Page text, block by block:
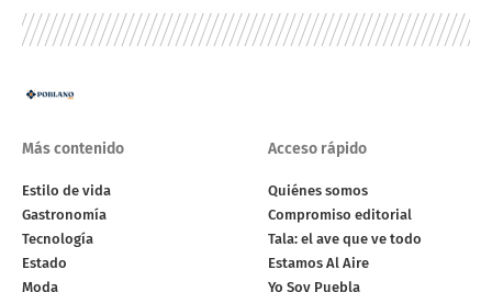
Más contenido
Estilo de vida
Gastronomía
Tecnología
Estado
Moda
Acceso rápido
Quiénes somos
Compromiso editorial
Tala: el ave que ve todo
Estamos Al Aire
Yo Soy Puebla